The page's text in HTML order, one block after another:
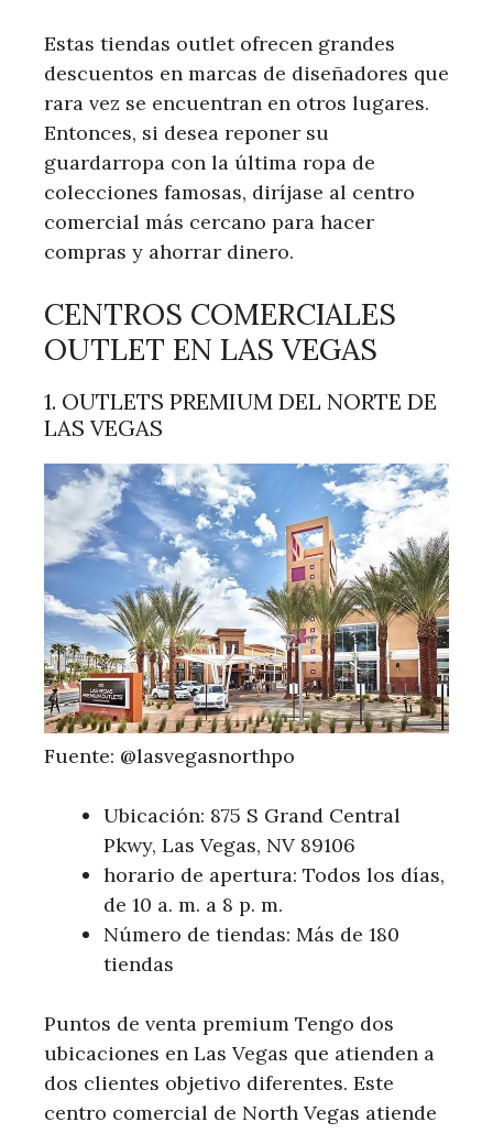
Estas tiendas outlet ofrecen grandes
descuentos en marcas de diseñadores que
rara vez se encuentran en otros lugares.
Entonces, si desea reponer su
guardarropa con la última ropa de
colecciones famosas, diríjase al centro
comercial más cercano para hacer
compras y ahorrar dinero.
CENTROS COMERCIALES
OUTLET EN LAS VEGAS
1. OUTLETS PREMIUM DEL NORTE DE
LAS VEGAS
Fuente: @lasvegasnorthpo
Ubicación: 875 S Grand Central
Pkwy, Las Vegas, NV 89106
horario de apertura: Todos los días,
de 10 a. m. a 8 p. m.
Número de tiendas: Más de 180
tiendas
Puntos de venta premium Tengo dos
ubicaciones en Las Vegas que atienden a
dos clientes objetivo diferentes. Este
centro comercial de North Vegas atiende